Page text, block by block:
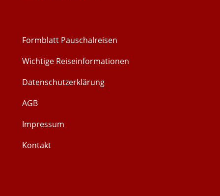
Formblatt Pauschalreisen
Wichtige Reiseinformationen
Datenschutzerklärung
AGB
Impressum
Kontakt